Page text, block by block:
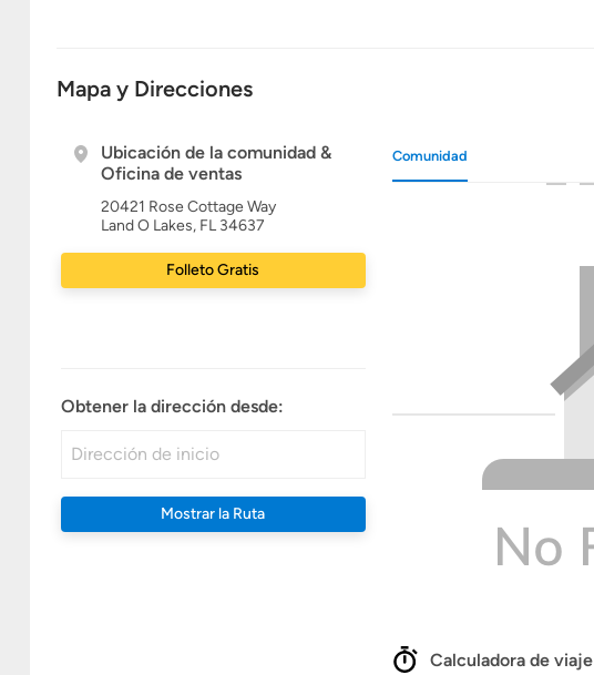
Mapa y Direcciones
Ubicación de la comunidad &
Oficina de ventas
20421 Rose Cottage Way
Land O Lakes, FL 34637
Folleto Gratis
Obtener la dirección desde:
Mostrar la Ruta
Comunidad
Calculadora de viaje